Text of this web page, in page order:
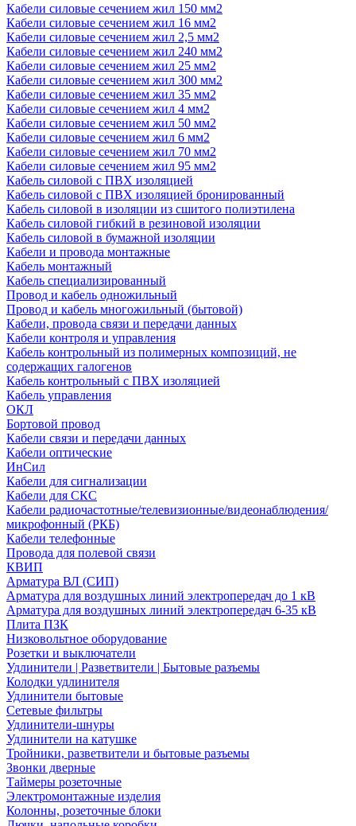
Кабели силовые сечением жил 150 мм2
Кабели силовые сечением жил 16 мм2
Кабели силовые сечением жил 2,5 мм2
Кабели силовые сечением жил 240 мм2
Кабели силовые сечением жил 25 мм2
Кабели силовые сечением жил 300 мм2
Кабели силовые сечением жил 35 мм2
Кабели силовые сечением жил 4 мм2
Кабели силовые сечением жил 50 мм2
Кабели силовые сечением жил 6 мм2
Кабели силовые сечением жил 70 мм2
Кабели силовые сечением жил 95 мм2
Кабель силовой с ПВХ изоляцией
Кабель силовой с ПВХ изоляцией бронированный
Кабель силовой в изоляции из сшитого полиэтилена
Кабель силовой гибкий в резиновой изоляции
Кабель силовой в бумажной изоляции
Кабели и провода монтажные
Кабель монтажный
Кабель специализированный
Провод и кабель одножильный
Провод и кабель многожильный (бытовой)
Кабели, провода связи и передачи данных
Кабели контроля и управления
Кабель контрольный из полимерных композиций, не
содержащих галогенов
Кабель контрольный с ПВХ изоляцией
Кабель управления
ОКЛ
Бортовой провод
Кабели связи и передачи данных
Кабели оптические
ИнСил
Кабели для сигнализации
Кабели для СКС
Кабели радиочастотные/телевизионные/видеонаблюдения/
микрофонный (РКБ)
Кабели телефонные
Провода для полевой связи
КВИП
Арматура ВЛ (СИП)
Арматура для воздушных линий электропередач до 1 кВ
Арматура для воздушных линий электропередач 6-35 кВ
Плита ПЗК
Низковольтное оборудование
Розетки и выключатели
Удлинители | Разветвители | Бытовые разъемы
Колодки удлинителя
Удлинители бытовые
Сетевые фильтры
Удлинители-шнуры
Удлинители на катушке
Тройники, разветвители и бытовые разъемы
Звонки дверные
Таймеры розеточные
Электромонтажные изделия
Колонны, розеточные блоки